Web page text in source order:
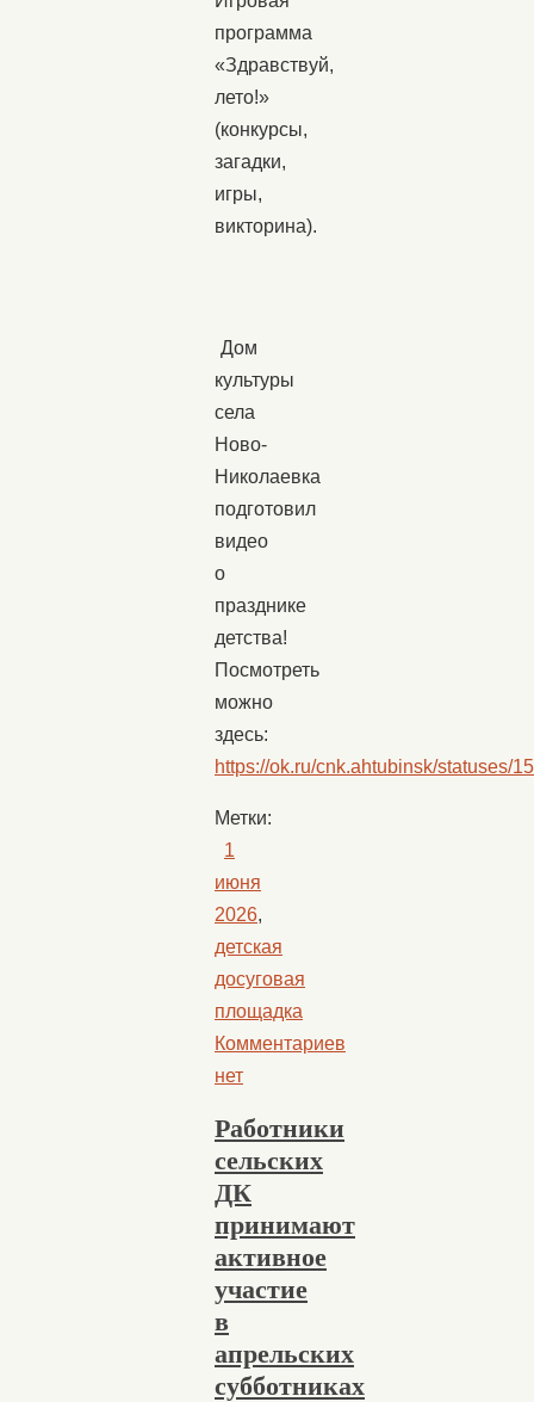
программа
«Здравствуй,
лето!»
(конкурсы,
загадки,
игры,
викторина).
Дом
культуры
села
Ново-
Николаевка
подготовил
видео
о
празднике
детства!
Посмотреть
можно
здесь:
https://ok.ru/cnk.ahtubinsk/statuses/
Метки:
1
июня
2026,
детская
досуговая
площадка
Комментариев
нет
Работники
сельских
ДК
принимают
активное
участие
в
апрельских
субботниках